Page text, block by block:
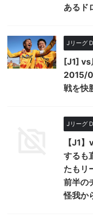
あるド
Jリーグ
[J1] vs
2015/
戦を快
Jリーグ
【J1
するも
たもリ
前半の
怪我か